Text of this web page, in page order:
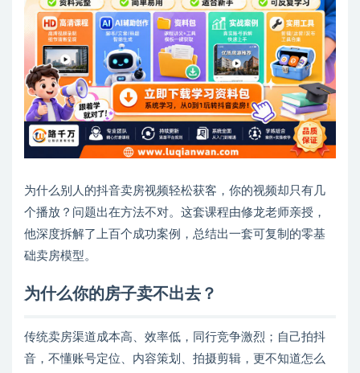
为什么别人的抖音卖房视频轻松获客，你的视频却只有几
个播放？问题出在方法不对。这套课程由修龙老师亲授，
他深度拆解了上百个成功案例，总结出一套可复制的零基
础卖房模型。
为什么你的房子卖不出去？
传统卖房渠道成本高、效率低，同行竞争激烈；自己拍抖
音，不懂账号定位、内容策划、拍摄剪辑，更不知道怎么